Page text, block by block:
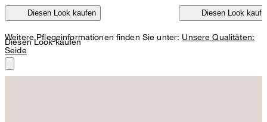
nicht Trommeltrocknen
Weitere Pflegeinformationen finden Sie unter: Unsere Qualitäten:
Seide
Diesen Look kaufen Diesen Look
Diesen Look kaufen